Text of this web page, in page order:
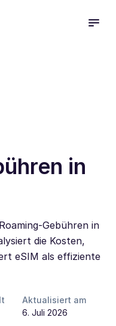
in
Gebühren in
die Kosten,
eSIM als effiziente
Aktualisiert am
6. Juli 2026